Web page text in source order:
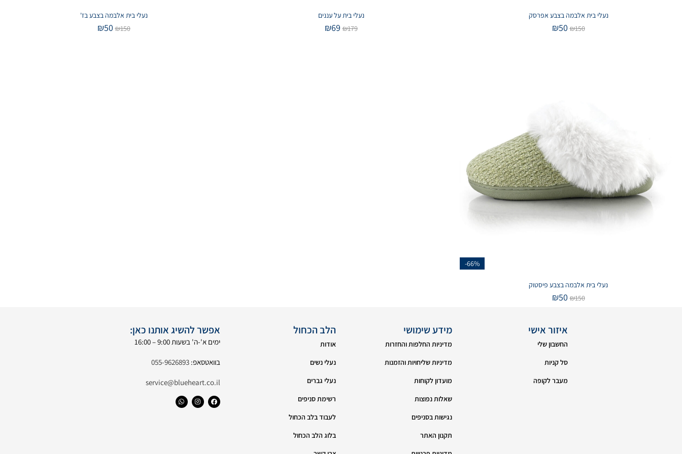
נעלי בית אלבמה בצבע אפרסק
₪150
₪50
נעלי בית על עננים
₪179
₪69
נעלי בית אלבמה בצבע בז'
₪150
₪50
-66%
נעלי בית אלבמה בצבע פיסטוק
₪150
₪50
איזור אישי
החשבון שלי
סל קניות
מעבר לקופה
מידע שימושי
מדיניות החלפות והחזרות
מדיניות שליחויות והזמנות
מועדון לקוחות
שאלות נפוצות
נגישות בסניפים
תקנון האתר
הלב הכחול
אודות
נעלי נשים
נעלי גברים
רשימת סניפים
לעבוד בלב הכחול
בלוג הלב הכחול
אפשר להשיג אותנו כאן:
ימים א'-ה' בשעות 9:00 – 16:00
בוואטסאפ:055-9626893
service@blueheart.co.il